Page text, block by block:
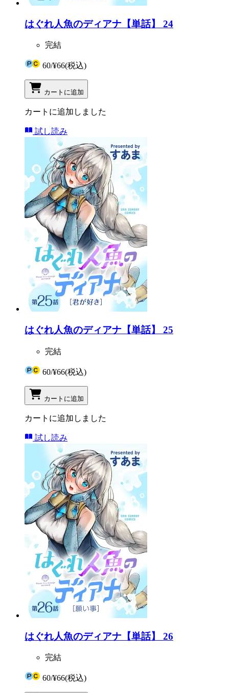
はぐれ人魚のディアナ【単話】 24
完結
60/¥66(税込)
カートに追加
カートに追加しました
試し読み
はぐれ人魚のディアナ【単話】 25
完結
60/¥66(税込)
カートに追加
カートに追加しました
試し読み
はぐれ人魚のディアナ【単話】 26
完結
60/¥66(税込)